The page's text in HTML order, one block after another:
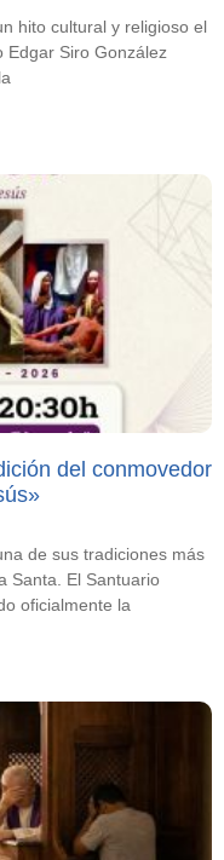
hito cultural y religioso el
Edgar Siro González
del conmovedor
de sus tradiciones más
Santa. El Santuario
oficialmente la